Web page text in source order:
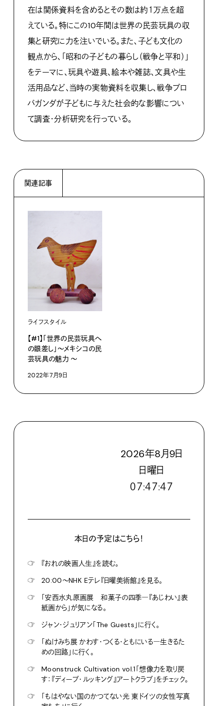
在は関係資料を含めるとその数は約１万点を超
えている。特にこの10年間は世界の民芸玩具の収
集と研究に力を注いでいる。また、子ども文化の
観点から、「昭和の子どもの暮らし（戦争と平和）」
をテーマに、玩具や遊具、絵本や雑誌、文具や生
活用品など、当時の実物資料を収集し、戦争プロ
パガンダが子どもに与えた社会的な影響につい
て調査・分析研究を行っている。
関連記事
ライフスタイル
【#1】「世界の民芸玩具へ
の眼差し」〜メキシコの民
芸玩具の魅力 ～
2022年7月9日
2026年8月9日
日曜日
０７:４７:４９
本日の予定はこちら！
☞
『おれの映画人生』を読む。
☞
20:00〜NHK Eテレ『日曜美術館』を見る。
☞
「安西水丸原画展 和菓子の四季―『あじわい』表
紙画から」が気になる。
☞
ジャン・ジュリアン「The Guests」に行く。
☞
「ぬけみち展 かわす・つくる・ともにいる―生きるた
めの回路」に行く。
☞
Moonstruck Cultivation vol.1「想像力を取り戻
す：『ディープ・ルッキング』アートクラブ」をチェック。
☞
「もはやない国のかつてない光 東ドイツの女性写真